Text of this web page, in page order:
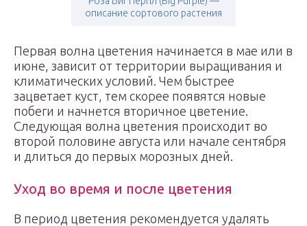
описание сортового растения
Первая волна цветения начинается в мае или в
июне, зависит от территории выращивания и
климатических условий. Чем быстрее
зацветает куст, тем скорее появятся новые
побеги и начнется вторичное цветение.
Следующая волна цветения происходит во
второй половине августа или начале сентября
и длиться до первых морозных дней.
Уход во время и после цветения
В период цветения рекомендуется удалять